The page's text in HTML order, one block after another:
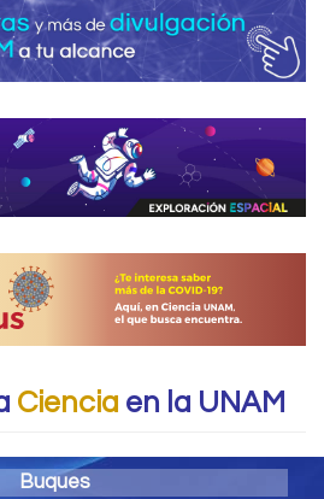
Ciencia en la UNAM
Buques